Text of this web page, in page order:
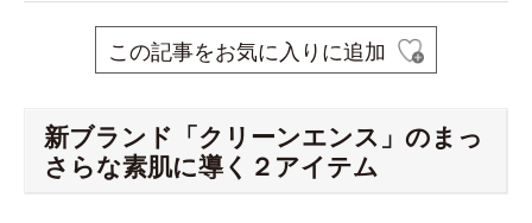
この記事をお気に入りに追加
新ブランド「クリーンエンス」のまっ
さらな素肌に導く２アイテム